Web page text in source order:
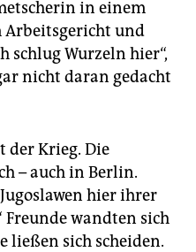
in einem
Arbeitsgericht und
schlug Wurzeln hier“,
nicht daran gedacht
der Krieg. Die
– auch in Berlin.
hier ihrer
wandten sich
ließen sich scheiden.